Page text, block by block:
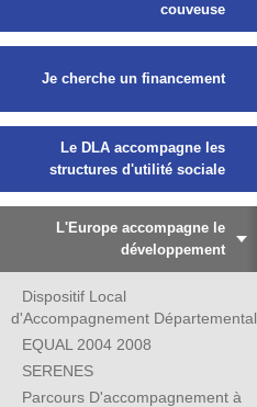
couveuse
Je cherche un financement
Le DLA accompagne les
structures d'utilité sociale
L'Europe accompagne le
développement
Dispositif Local
d'Accompagnement Départemental
EQUAL 2004 2008
SERENES
Parcours D'accompagnement à